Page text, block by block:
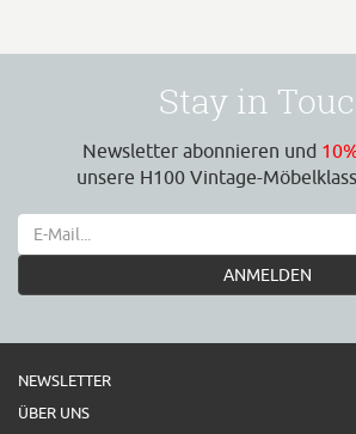
Stay in
Newsletter abonnieren und
unsere H100 Vintage-
ANMELDEN
NEWSLETTER
ÜBER UNS